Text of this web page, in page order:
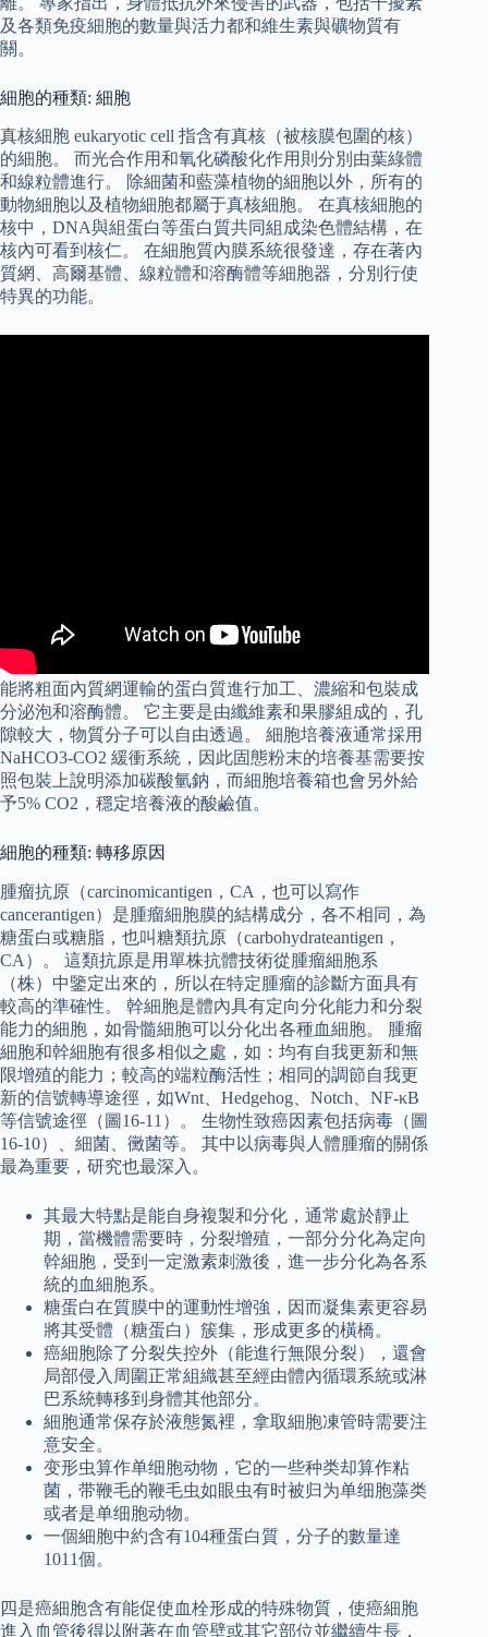
及各類免疫細胞的數量與活力都和維生素與礦物質有
關。
細胞的種類: 細胞
真核細胞 eukaryotic cell 指含有真核（被核膜包圍的核）
的細胞。 而光合作用和氧化磷酸化作用則分別由葉綠體
和線粒體進行。 除細菌和藍藻植物的細胞以外，所有的
動物細胞以及植物細胞都屬于真核細胞。 在真核細胞的
核中，DNA與組蛋白等蛋白質共同組成染色體結構，在
核內可看到核仁。 在細胞質內膜系統很發達，存在著內
質網、高爾基體、線粒體和溶酶體等細胞器，分別行使
特異的功能。
能將粗面內質網運輸的蛋白質進行加工、濃縮和包裝成
分泌泡和溶酶體。 它主要是由纖維素和果膠組成的，孔
隙較大，物質分子可以自由透過。 細胞培養液通常採用
NaHCO3-CO2 緩衝系統，因此固態粉末的培養基需要按
照包裝上說明添加碳酸氫鈉，而細胞培養箱也會另外給
予5% CO2，穩定培養液的酸鹼值。
細胞的種類: 轉移原因
腫瘤抗原（carcinomicantigen，CA，也可以寫作
cancerantigen）是腫瘤細胞膜的結構成分，各不相同，為
糖蛋白或糖脂，也叫糖類抗原（carbohydrateantigen，
CA）。 這類抗原是用單株抗體技術從腫瘤細胞系
（株）中鑒定出來的，所以在特定腫瘤的診斷方面具有
較高的準確性。 幹細胞是體內具有定向分化能力和分裂
能力的細胞，如骨髓細胞可以分化出各種血細胞。 腫瘤
細胞和幹細胞有很多相似之處，如：均有自我更新和無
限增殖的能力；較高的端粒酶活性；相同的調節自我更
新的信號轉導途徑，如Wnt、Hedgehog、Notch、NF-κB
等信號途徑（圖16-11）。 生物性致癌因素包括病毒（圖
16-10）、細菌、黴菌等。 其中以病毒與人體腫瘤的關係
最為重要，研究也最深入。
其最大特點是能自身複製和分化，通常處於靜止
期，當機體需要時，分裂增殖，一部分分化為定向
幹細胞，受到一定激素刺激後，進一步分化為各系
統的血細胞系。
糖蛋白在質膜中的運動性增強，因而凝集素更容易
將其受體（糖蛋白）簇集，形成更多的橫橋。
癌細胞除了分裂失控外（能進行無限分裂），還會
局部侵入周圍正常組織甚至經由體內循環系統或淋
巴系統轉移到身體其他部分。
細胞通常保存於液態氮裡，拿取細胞凍管時需要注
意安全。
变形虫算作单细胞动物，它的一些种类却算作粘
菌，带鞭毛的鞭毛虫如眼虫有时被归为单细胞藻类
或者是单细胞动物。
一個細胞中約含有104種蛋白質，分子的數量達
1011個。
四是癌細胞含有能促使血栓形成的特殊物質，使癌細胞
進入血管後得以附著在血管壁或其它部位並繼續生長，